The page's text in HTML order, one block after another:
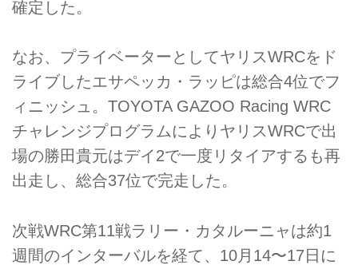
確定した。
なお、プライベーターとしてヤリスWRCをド
ライブしたエサペッカ・ラッピは総合4位でフ
ィニッシュ。TOYOTA GAZOO Racing WRC
チャレンジプログラムによりヤリスWRCで出
場の勝田貴元はデイ2で一度リタイアするも再
出走し、総合37位で完走した。
次戦WRC第11戦ラリー・カタルーニャは約1
週間のインターバルを経て、10月14〜17日に